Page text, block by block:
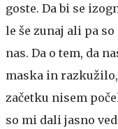
goste. Da bi se
le še zunaj ali pa
nas. Da o tem, da
maska in
začetku nisem
so mi dali jasno